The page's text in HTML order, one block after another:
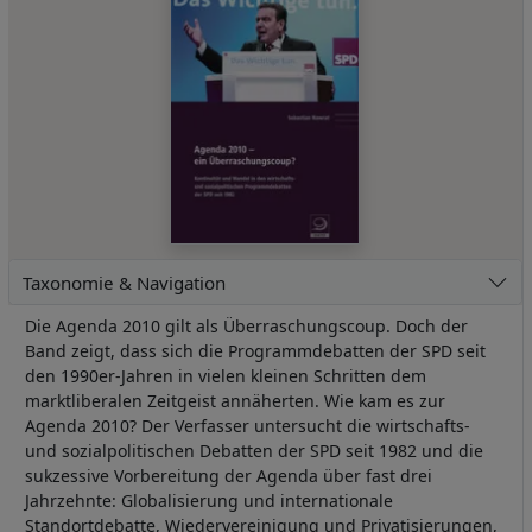
Taxonomie & Navigation
Die Agenda 2010 gilt als Überraschungscoup. Doch der
Band zeigt, dass sich die Programmdebatten der SPD seit
den 1990er-Jahren in vielen kleinen Schritten dem
marktliberalen Zeitgeist annäherten. Wie kam es zur
Agenda 2010? Der Verfasser untersucht die wirtschafts-
und sozialpolitischen Debatten der SPD seit 1982 und die
sukzessive Vorbereitung der Agenda über fast drei
Jahrzehnte: Globalisierung und internationale
Standortdebatte, Wiedervereinigung und Privatisierungen,